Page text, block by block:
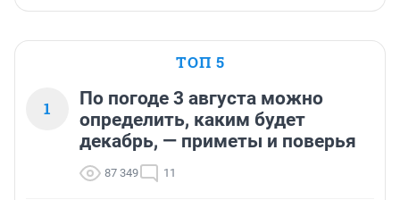
ТОП 5
1
По погоде 3 августа можно
определить, каким будет
декабрь, — приметы и поверья
87 349 11